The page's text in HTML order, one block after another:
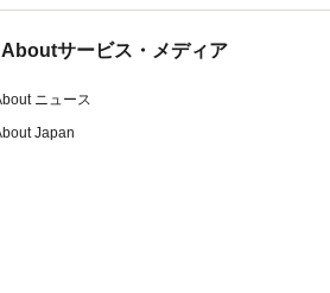
サービス・メディア
ニュース
Japan